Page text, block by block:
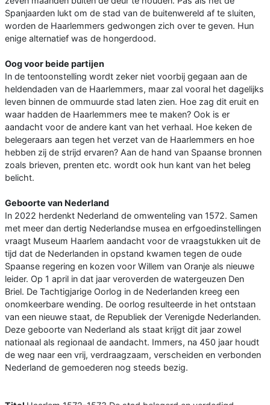
Spanjaarden lukt om de stad van de buitenwereld af te sluiten,
worden de Haarlemmers gedwongen zich over te geven. Hun
enige alternatief was de hongerdood.
Oog voor beide partijen
In de tentoonstelling wordt zeker niet voorbij gegaan aan de
heldendaden van de Haarlemmers, maar zal vooral het dagelijks
leven binnen de ommuurde stad laten zien. Hoe zag dit eruit en
waar hadden de Haarlemmers mee te maken? Ook is er
aandacht voor de andere kant van het verhaal. Hoe keken de
belegeraars aan tegen het verzet van de Haarlemmers en hoe
hebben zij de strijd ervaren? Aan de hand van Spaanse bronnen
zoals brieven, prenten etc. wordt ook hun kant van het beleg
belicht.
Geboorte van Nederland
In 2022 herdenkt Nederland de omwenteling van 1572. Samen
met meer dan dertig Nederlandse musea en erfgoedinstellingen
vraagt Museum Haarlem aandacht voor de vraagstukken uit de
tijd dat de Nederlanden in opstand kwamen tegen de oude
Spaanse regering en kozen voor Willem van Oranje als nieuwe
leider. Op 1 april in dat jaar veroverden de watergeuzen Den
Briel. De Tachtigjarige Oorlog in de Nederlanden kreeg een
onomkeerbare wending. De oorlog resulteerde in het ontstaan
van een nieuwe staat, de Republiek der Verenigde Nederlanden.
Deze geboorte van Nederland als staat krijgt dit jaar zowel
nationaal als regionaal de aandacht. Immers, na 450 jaar houdt
de weg naar een vrij, verdraagzaam, verscheiden en verbonden
Nederland de gemoederen nog steeds bezig.